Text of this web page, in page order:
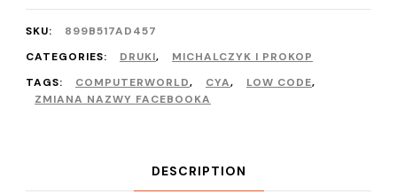
SKU:
899B517AD457
CATEGORIES:
DRUKI,
MICHALCZYK I PROKOP
TAGS:
COMPUTERWORLD, CYA, LOW CODE,
ZMIANA NAZWY FACEBOOKA
DESCRIPTION